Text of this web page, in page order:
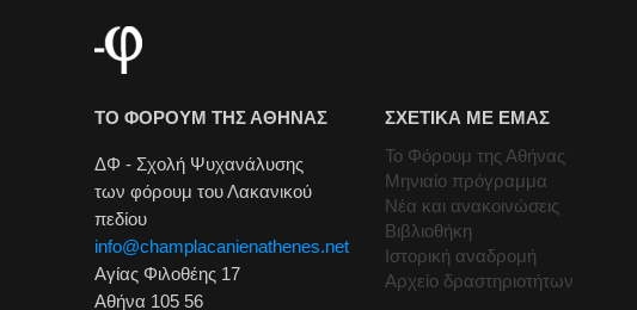
ΤΟ ΦΟΡΟΥΜ ΤΗΣ ΑΘΗΝΑΣ
ΔΦ - Σχολή Ψυχανάλυσης
των φόρουμ του Λακανικού
πεδίου
info@champlacanienathenes.net
Αγίας Φιλοθέης 17
Αθήνα 105 56
ΣΧΕΤΙΚΑ ΜΕ ΕΜΑΣ
Το Φόρουμ της Αθήνας
Μηνιαίο πρόγραμμα
Νέα και ανακοινώσεις
Βιβλιοθήκη
Ιστορική αναδρομή
Αρχείο δραστηριοτήτων